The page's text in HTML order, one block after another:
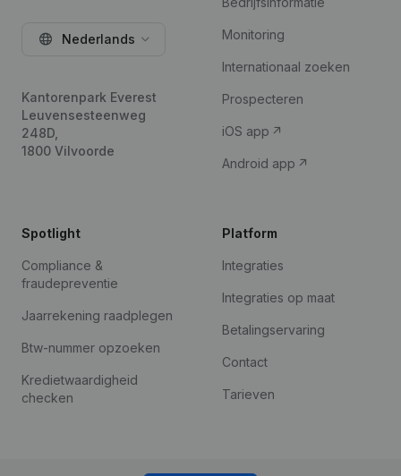
Nederlands
Kantorenpark Everest
Leuvensesteenweg
248D,
1800 Vilvoorde
Monitoring
Internationaal zoeken
Prospecteren
iOS app
Android app
Spotlight
Compliance &
fraudepreventie
Jaarrekening raadplegen
Btw-nummer opzoeken
Kredietwaardigheid
checken
Platform
Integraties
Integraties op maat
Betalingservaring
Contact
Tarieven